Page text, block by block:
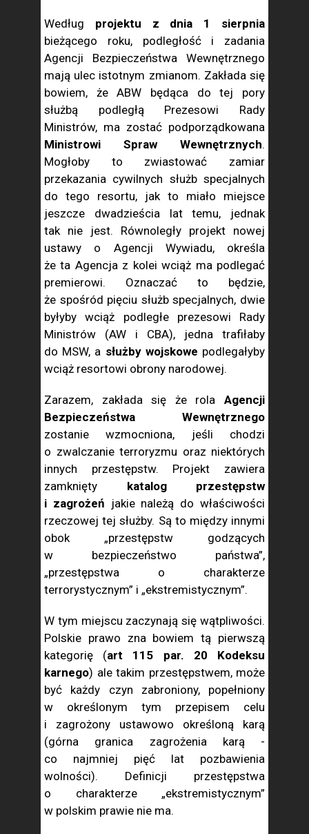
Według projektu z dnia 1 sierpnia
bieżącego roku, podległość i zadania
Agencji Bezpieczeństwa Wewnętrznego
mają ulec istotnym zmianom. Zakłada się
bowiem, że ABW będąca do tej pory
służbą podległą Prezesowi Rady
Ministrów, ma zostać podporządkowana
Ministrowi Spraw Wewnętrznych.
Mogłoby to zwiastować zamiar
przekazania cywilnych służb specjalnych
do tego resortu, jak to miało miejsce
jeszcze dwadzieścia lat temu, jednak
tak nie jest. Równoległy projekt nowej
ustawy o Agencji Wywiadu, określa
że ta Agencja z kolei wciąż ma podlegać
premierowi. Oznaczać to będzie,
że spośród pięciu służb specjalnych, dwie
byłyby wciąż podległe prezesowi Rady
Ministrów (AW i CBA), jedna trafiłaby
do MSW, a służby wojskowe podlegałyby
wciąż resortowi obrony narodowej.
Zarazem, zakłada się że rola Agencji
Bezpieczeństwa Wewnętrznego
zostanie wzmocniona, jeśli chodzi
o zwalczanie terroryzmu oraz niektórych
innych przestępstw. Projekt zawiera
zamknięty katalog przestępstw
i zagrożeń jakie należą do właściwości
rzeczowej tej służby. Są to między innymi
obok „przestępstw godzących
w bezpieczeństwo państwa”,
„przestępstwa o charakterze
terrorystycznym” i „ekstremistycznym”.
W tym miejscu zaczynają się wątpliwości.
Polskie prawo zna bowiem tą pierwszą
kategorię (art 115 par. 20 Kodeksu
karnego) ale takim przestępstwem, może
być każdy czyn zabroniony, popełniony
w określonym tym przepisem celu
i zagrożony ustawowo określoną karą
(górna granica zagrożenia karą -
co najmniej pięć lat pozbawienia
wolności). Definicji przestępstwa
o charakterze „ekstremistycznym”
w polskim prawie nie ma.